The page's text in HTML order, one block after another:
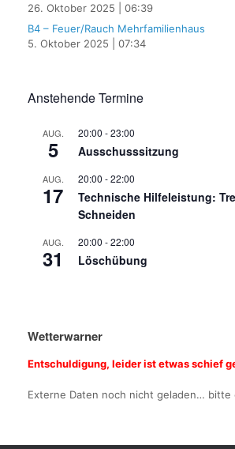
26. Oktober 2025
06:39
B4 – Feuer/Rauch Mehrfamilienhaus
5. Oktober 2025
07:34
Anstehende Termine
AUG.
5
20:00 -23:00
Ausschusssitzung
AUG.
17
20:00 -22:00
Technische Hilfeleistung:
Schneiden
AUG.
31
20:00 -22:00
Löschübung
Wetterwarner
Entschuldigung, leider ist etwas schief
Externe Daten noch nicht geladen… bitte